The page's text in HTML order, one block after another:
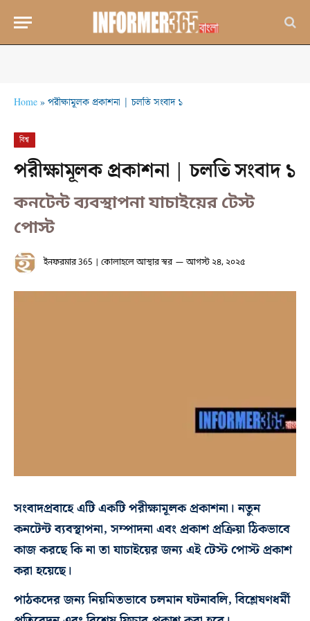
Home» পরীক্ষামূলক প্রকাশনা | চলতি সংবাদ ১
বিশ্ব
পরীক্ষামূলক প্রকাশনা | চলতি সংবাদ ১
কনটেন্ট ব্যবস্থাপনা যাচাইয়ের টেস্ট
পোস্ট
ইনফরমার 365 | কোলাহলে আস্থার স্বর আগস্ট ২৪, ২০২৫
সংবাদপ্রবাহে এটি একটি পরীক্ষামূলক প্রকাশনা। নতুন
কনটেন্ট ব্যবস্থাপনা, সম্পাদনা এবং প্রকাশ প্রক্রিয়া ঠিকভাবে
কাজ করছে কি না তা যাচাইয়ের জন্য এই টেস্ট পোস্ট প্রকাশ
করা হয়েছে।
পাঠকদের জন্য নিয়মিতভাবে চলমান ঘটনাবলি, বিশ্লেষণধর্মী